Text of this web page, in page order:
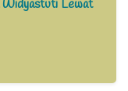
Widyastuti Lewat